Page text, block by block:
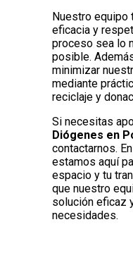
Nuestro equipo
eficacia y
proceso sea lo
posible.
minimizar
mediante
reciclaje y
Si necesitas
Diógenes en
contactarnos.
estamos aquí
espacio y tu
que nuestro
solución eficaz
necesidades.